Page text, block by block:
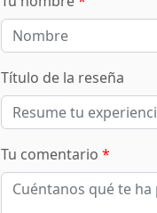
Título de la reseña
Tu comentario *